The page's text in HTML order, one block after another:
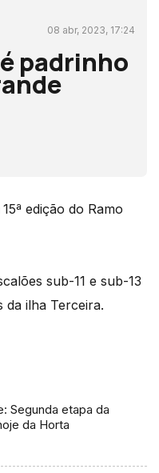
08 abr, 2023, 17:24
padrinho
edição do Ramo
sub-11 e sub-13
da ilha Terceira.
Segunda etapa da
da Horta